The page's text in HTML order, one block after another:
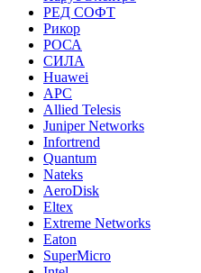
РЕД СОФТ
Рикор
РОСА
СИЛА
Huawei
APC
Allied Telesis
Juniper Networks
Infortrend
Quantum
Nateks
AeroDisk
Eltex
Extreme Networks
Eaton
SuperMicro